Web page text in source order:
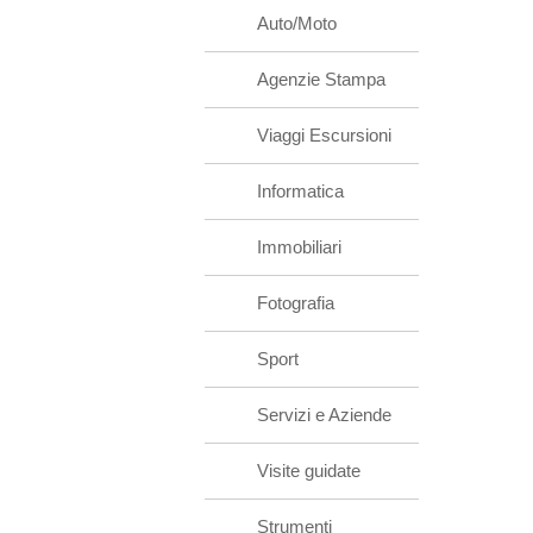
Auto/Moto
Agenzie Stampa
Viaggi Escursioni
Informatica
Immobiliari
Fotografia
Sport
Servizi e Aziende
Visite guidate
Strumenti